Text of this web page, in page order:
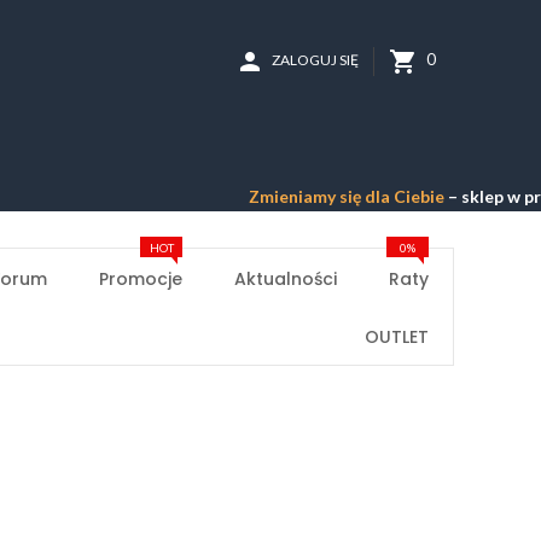
shopping_cart 0
person ZALOGUJ SIĘ
Zmieniamy się dla Ciebie – sklep w
Promocje
HOT
Aktualności Raty
0%
OUTLET